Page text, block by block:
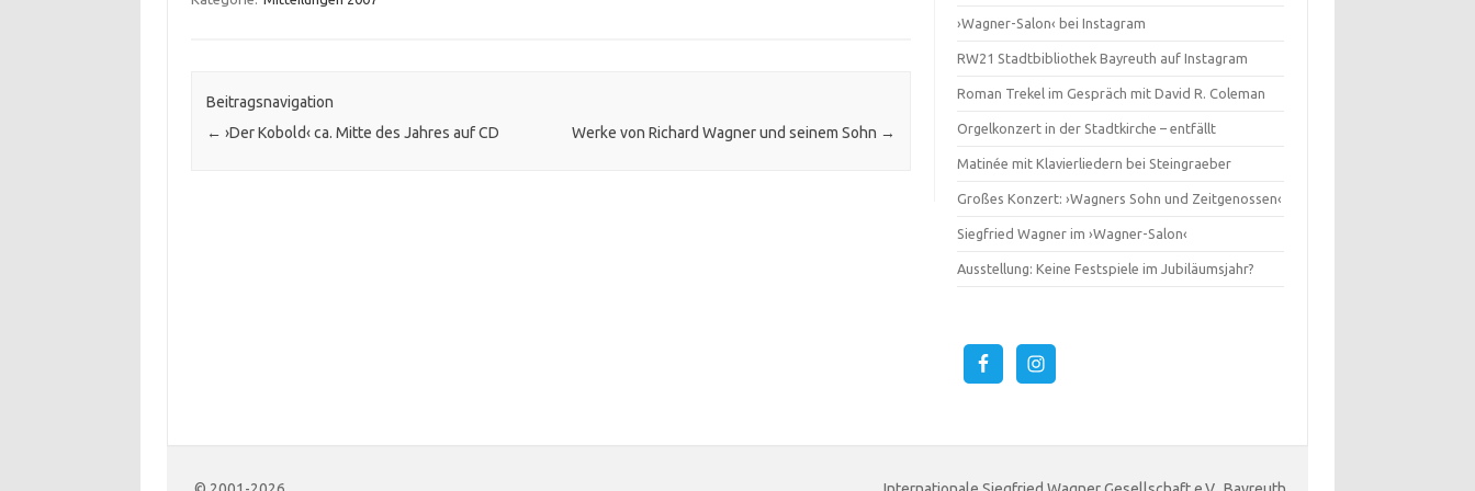
Beitragsnavigation
← ›Der Kobold‹ ca. Mitte des Jahres auf CD Werke von Richard Wagner und seinem Sohn →
›Wagner-Salon‹ bei Instagram
RW21 Stadtbibliothek Bayreuth auf Instagram
Roman Trekel im Gespräch mit David R. Coleman
Orgelkonzert in der Stadtkirche – entfällt
Matinée mit Klavierliedern bei Steingraeber
Großes Konzert: ›Wagners Sohn und Zeitgenossen‹
Siegfried Wagner im ›Wagner-Salon‹
Ausstellung: Keine Festspiele im Jubiläumsjahr?